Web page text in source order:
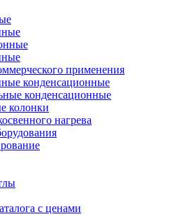
применения
конденсационные
конденсационные
колонки
нагрева
с ценами